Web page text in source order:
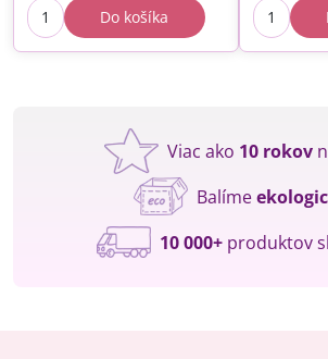
Do košíka
Viac ako 10 rokov
Balíme
10 000+produktov